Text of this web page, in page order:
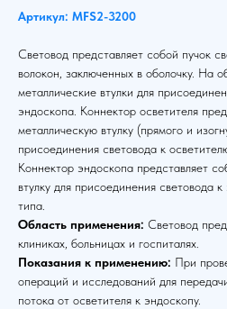
Артикул: MFS2-3200
Световод представляет собой пучок
волокон, заключенных в оболочку. На
металлические втулки для
эндоскопа. Коннектор осветителя
металлическую втулку (прямого и
присоединения световода к
Коннектор эндоскопа представляет
втулку для присоединения световода
типа.
Область применения: Световод
клиниках, больницах и госпиталях.
Показания к применению: При
операций и исследований для
потока от осветителя к эндоскопу.